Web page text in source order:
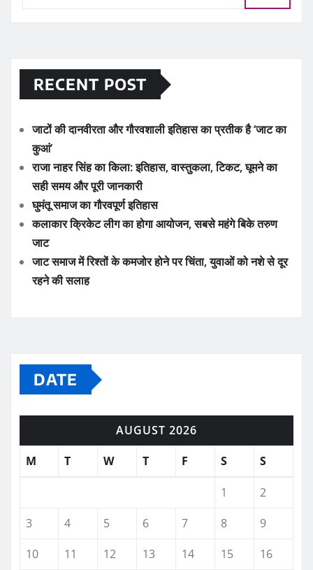
RECENT POST
जाटों की दानवीरता और गौरवशाली इतिहास का प्रतीक है ‘जाट का
कुआं’
राजा नाहर सिंह का किला: इतिहास, वास्तुकला, टिकट, घूमने का
सही समय और पूरी जानकारी
घुमंतू समाज का गौरवपूर्ण इतिहास
कलाकार क्रिकेट लीग का होगा आयोजन, सबसे महंगे बिके तरुण
जाट
जाट समाज में रिश्तों के कमजोर होने पर चिंता, युवाओं को नशे से दूर
रहने की सलाह
DATE
AUGUST 2026
M
T W T F S S
1
2
3
4 5 6 7 8
9
10
11 12 13 14 15 16